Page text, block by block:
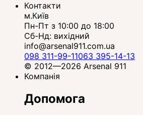
Контакти
м.Київ
Пн-Пт з 10:00 до 18:00
Сб-Нд: вихідний
info@arsenal911.com.ua
098 311-99-11063 395-14-13
© 2012—2026 Arsenal 911
Компанія
Допомога